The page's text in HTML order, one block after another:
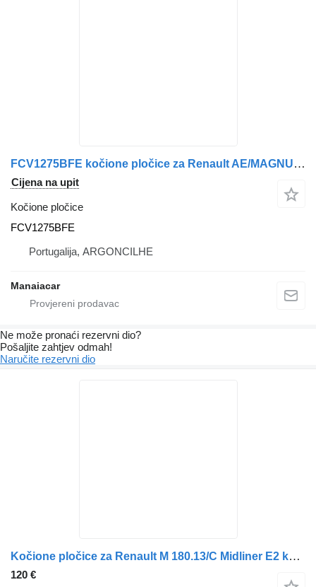
FCV1275BFE kočione pločice za Renault AE/MAGNUM/PREMIUM/MIDLUM/MAJOR/MIDDLE/KERAX kamiona
Cijena na upit
Kočione pločice
FCV1275BFE
Portugalija, ARGONCILHE
Manaiacar
Ne može pronaći rezervni dio?
Pošaljite zahtjev odmah!
Naručite rezervni dio
Kočione pločice za Renault M 180.13/C Midliner E2 kamiona
120 €